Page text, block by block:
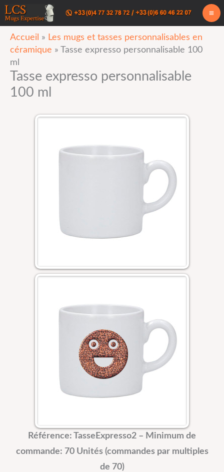
Aller
au
contenu
Accueil » Les mugs et tasses personnalisables en
céramique » Tasse expresso personnalisable 100
ml
Tasse expresso personnalisable
100 ml
Référence: TasseExpresso2 – Minimum de
commande: 70 Unités (commandes par multiples
de 70)